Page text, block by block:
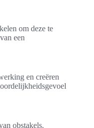
om deze te
een
en creëren
obstakels.